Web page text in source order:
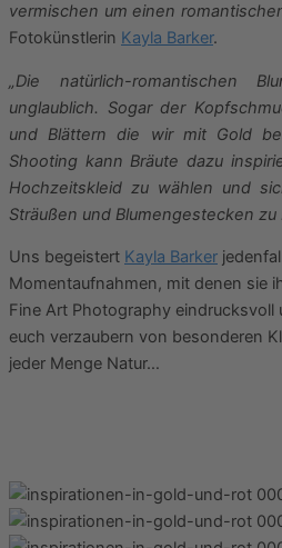
vermischen um einen
Fotokünstlerin Kayla Barker.
„Die natürlich-romantischen
unglaublich. Sogar der
und Blättern die wir mit Gold
Shooting kann Bräute dazu
Hochzeitskleid zu wählen und
Sträußen und Blumengestecken zu
Uns begeistert Kayla Barker
Momentaufnahmen, mit denen sie
Fine Art Photography eindrucksvoll
euch verzaubern von besonderen
jeder Menge Natur…